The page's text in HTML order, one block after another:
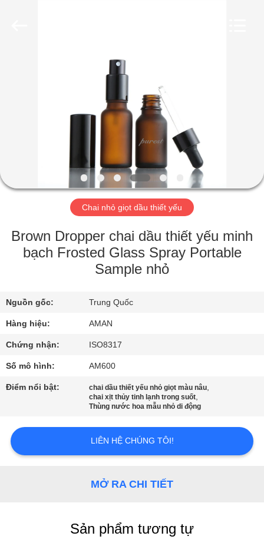
VIDEO
CHƯƠNG
TRÌNH
VỀ
CHÚNG
TÔI
CHUYẾN
QUAN
NHÀ
MÁY
Chai nhỏ giọt dầu thiết yếu
Brown Dropper chai dầu thiết yếu minh
bạch Frosted Glass Spray Portable
Sample nhỏ
Nguồn gốc: Trung Quốc
Hàng hiệu: AMAN
Chứng nhận: ISO8317
Số mô hình: AM600
Điểm nổi bật: chai dầu thiết yếu nhỏ giọt màu nâu,
chai xịt thủy tinh lạnh trong suốt,
Thùng nước hoa mẫu nhỏ di động
LIÊN HỆ CHÚNG TÔI!
MỞ RA CHI TIẾT
Sản phẩm tương tự